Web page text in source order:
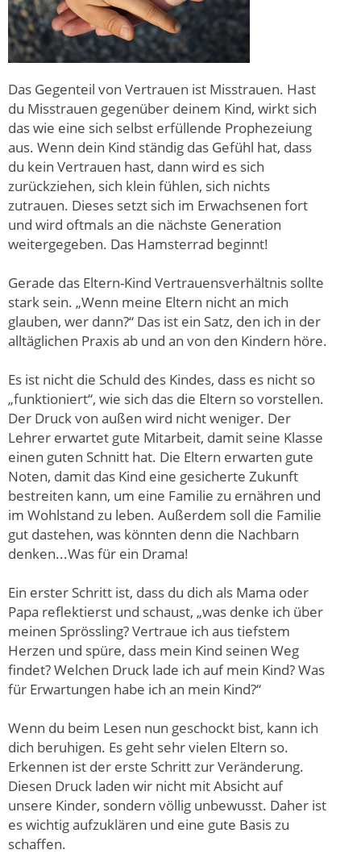
Das Gegenteil von Vertrauen ist Misstrauen. Hast
du Misstrauen gegenüber deinem Kind, wirkt sich
das wie eine sich selbst erfüllende Prophezeiung
aus. Wenn dein Kind ständig das Gefühl hat, dass
du kein Vertrauen hast, dann wird es sich
zurückziehen, sich klein fühlen, sich nichts
zutrauen. Dieses setzt sich im Erwachsenen fort
und wird oftmals an die nächste Generation
weitergegeben. Das Hamsterrad beginnt!
Gerade das Eltern-Kind Vertrauensverhältnis sollte
stark sein. „Wenn meine Eltern nicht an mich
glauben, wer dann?“ Das ist ein Satz, den ich in der
alltäglichen Praxis ab und an von den Kindern höre.
Es ist nicht die Schuld des Kindes, dass es nicht so
„funktioniert“, wie sich das die Eltern so vorstellen.
Der Druck von außen wird nicht weniger. Der
Lehrer erwartet gute Mitarbeit, damit seine Klasse
einen guten Schnitt hat. Die Eltern erwarten gute
Noten, damit das Kind eine gesicherte Zukunft
bestreiten kann, um eine Familie zu ernähren und
im Wohlstand zu leben. Außerdem soll die Familie
gut dastehen, was könnten denn die Nachbarn
denken...Was für ein Drama!
Ein erster Schritt ist, dass du dich als Mama oder
Papa reflektierst und schaust, „was denke ich über
meinen Sprössling? Vertraue ich aus tiefstem
Herzen und spüre, dass mein Kind seinen Weg
findet? Welchen Druck lade ich auf mein Kind? Was
für Erwartungen habe ich an mein Kind?“
Wenn du beim Lesen nun geschockt bist, kann ich
dich beruhigen. Es geht sehr vielen Eltern so.
Erkennen ist der erste Schritt zur Veränderung.
Diesen Druck laden wir nicht mit Absicht auf
unsere Kinder, sondern völlig unbewusst. Daher ist
es wichtig aufzuklären und eine gute Basis zu
schaffen.